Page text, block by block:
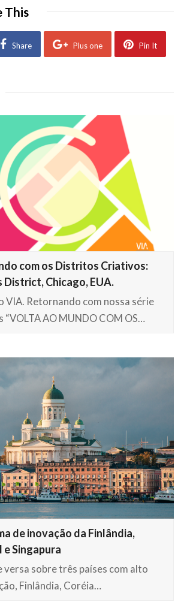
This
Share Plus one Pin It
com os Distritos Criativos:
District, Chicago, EUA.
VIA. Retornando com nossa série
“VOLTA AO MUNDO COM OS…
de inovação da Finlândia,
e Singapura
versa sobre três países com alto
Finlândia, Coréia…